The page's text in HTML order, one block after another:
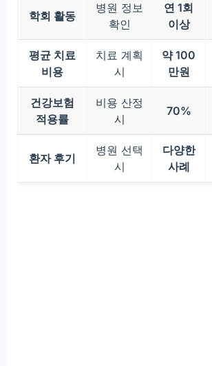
학회 활동
병원 정보
확인
연 1회
이상
평균 치료
비용
치료 계획
시
약 100
만원
건강보험
적용률
비용 산정
시
70%
환자 후기
병원 선택
시
다양한
사례